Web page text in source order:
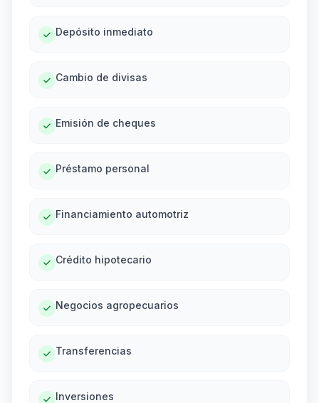
Depósito inmediato
Cambio de divisas
Emisión de cheques
Préstamo personal
Financiamiento automotriz
Crédito hipotecario
Negocios agropecuarios
Transferencias
Inversiones